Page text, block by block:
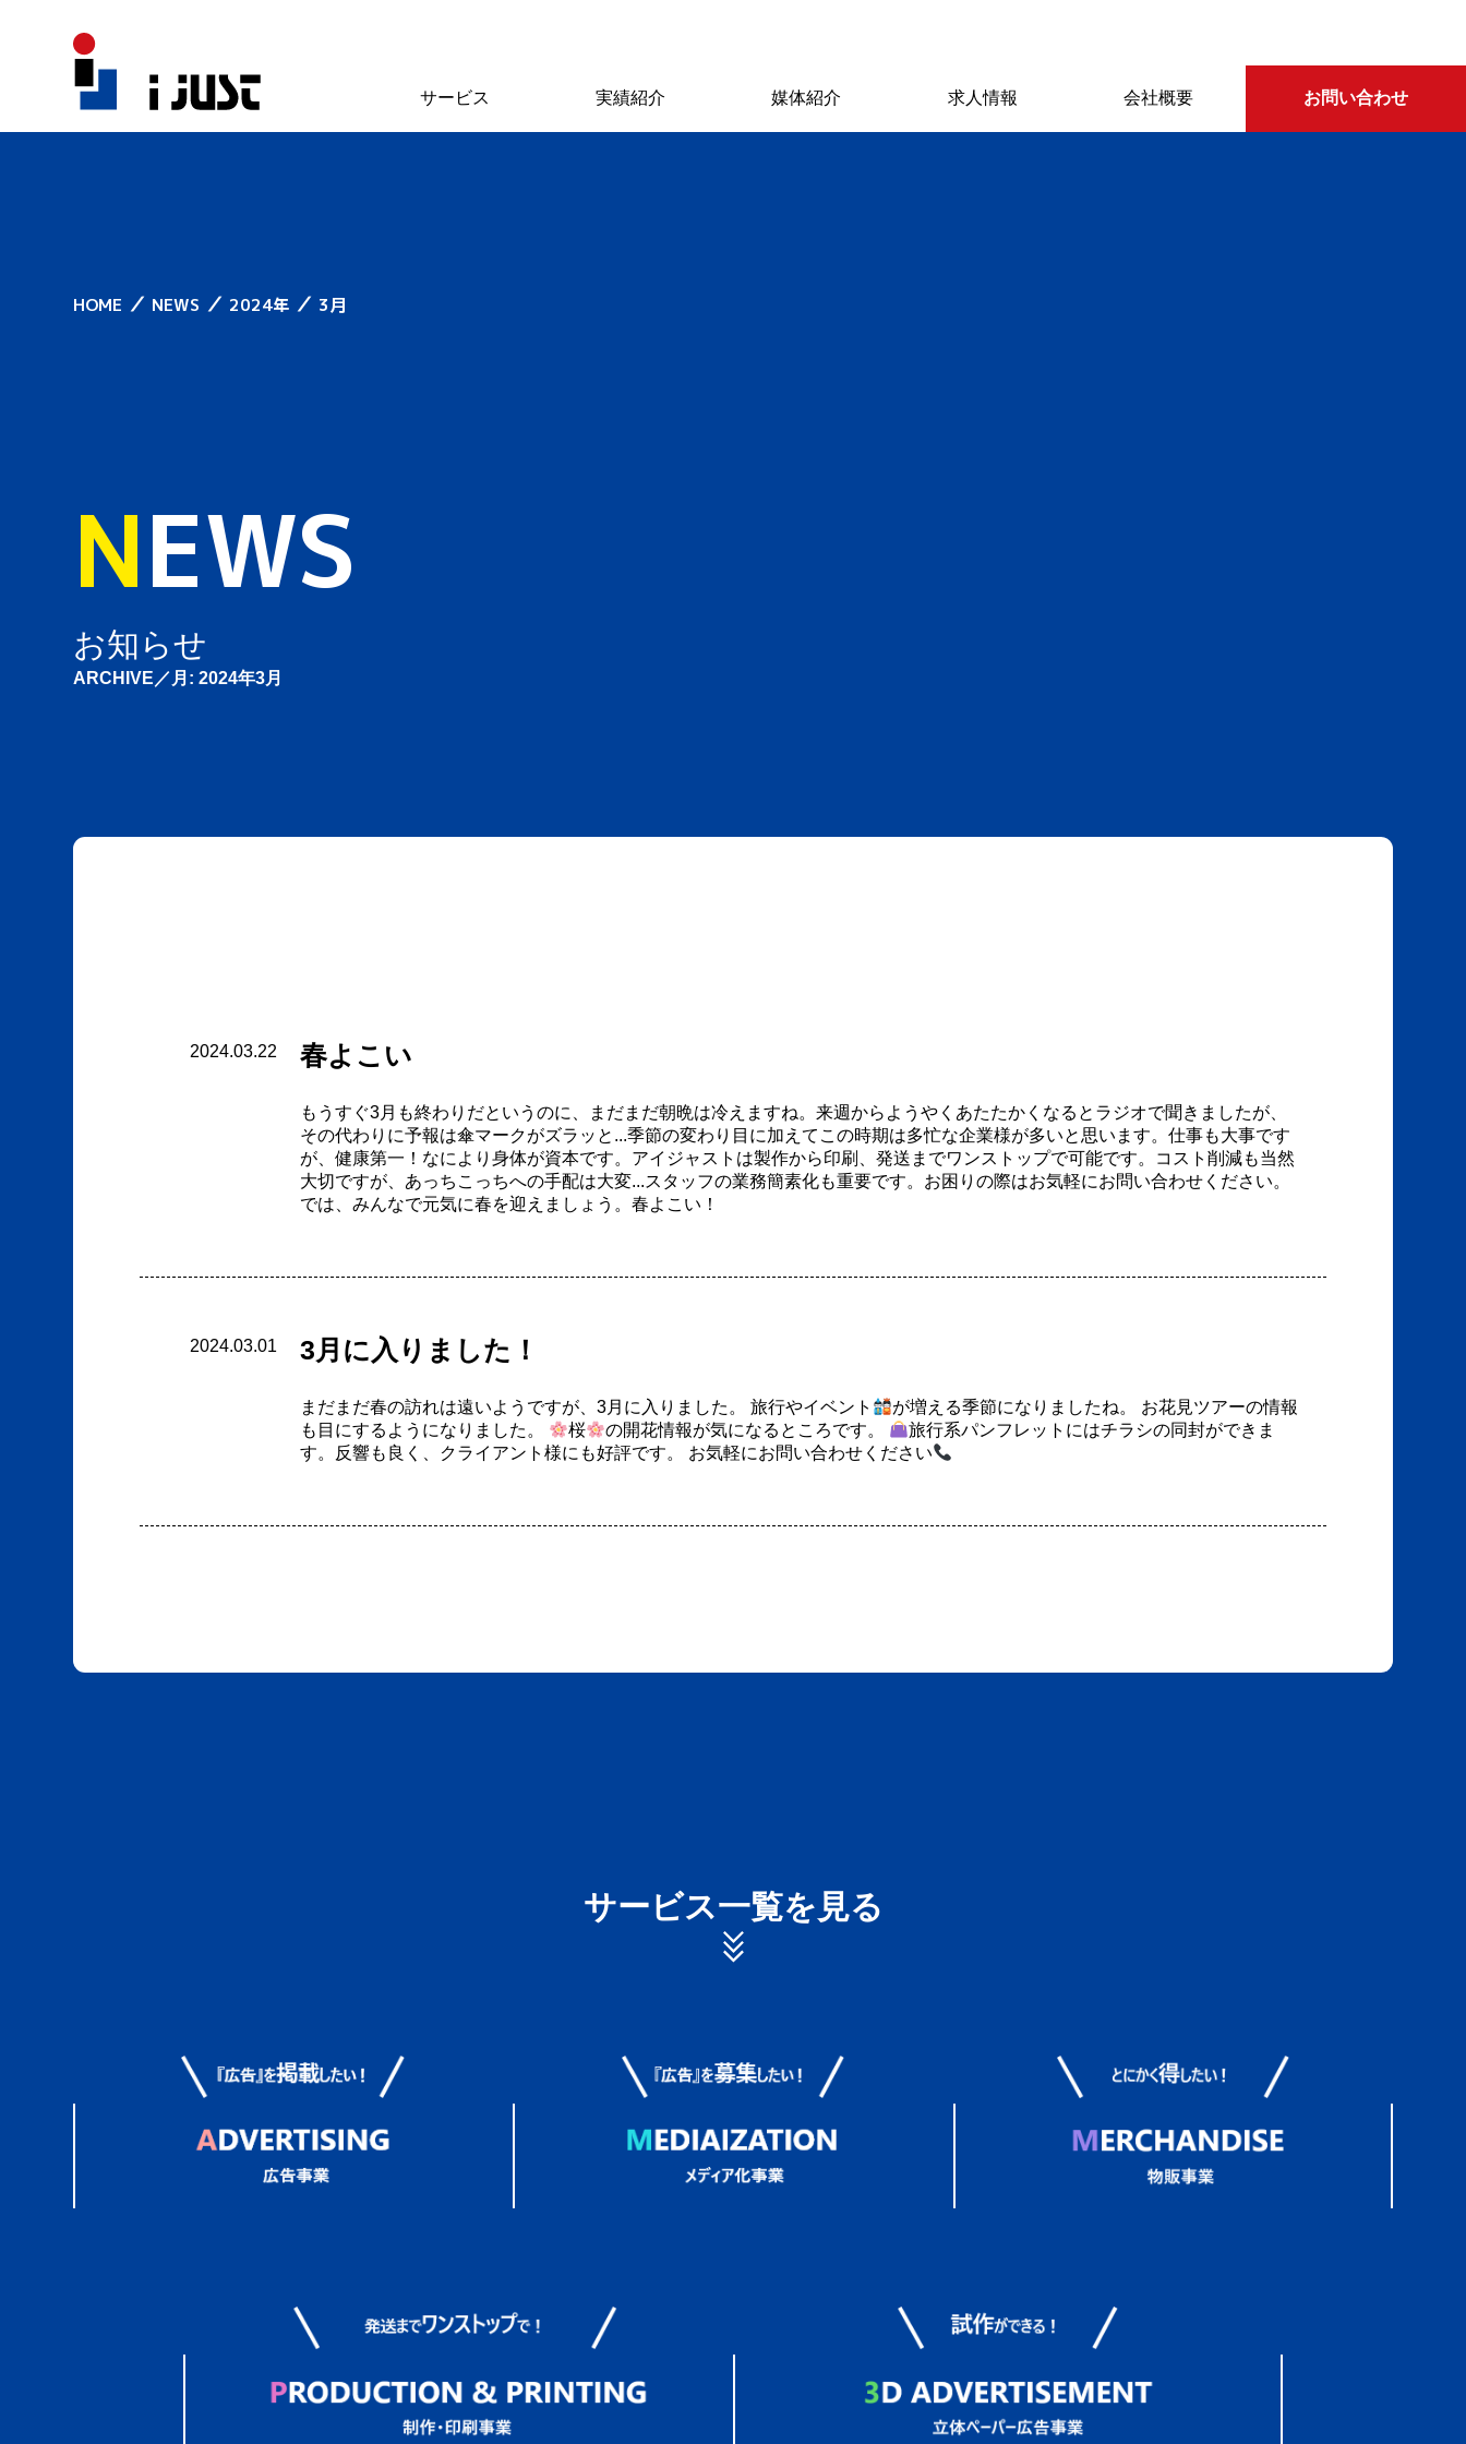
サービス 実績紹介 媒体紹介 求人情報 会社概要 お問い合わせ
HOME ／ NEWS ／ 2024年 ／ 3月
NEWS
お知らせ
ARCHIVE／月:2024年3月
2024.03.22 春よこい
もうすぐ3月も終わりだというのに、まだまだ朝晩は冷えますね。来週からようやくあたたかくなるとラジオで聞きましたが、
その代わりに予報は傘マークがズラッと...季節の変わり目に加えてこの時期は多忙な企業様が多いと思います。仕事も大事です
が、健康第一！なにより身体が資本です。アイジャストは製作から印刷、発送までワンストップで可能です。コスト削減も当然
大切ですが、あっちこっちへの手配は大変...スタッフの業務簡素化も重要です。お困りの際はお気軽にお問い合わせください。
では、みんなで元気に春を迎えましょう。春よこい！
2024.03.01 3月に入りました！
まだまだ春の訪れは遠いようですが、3月に入りました。 旅行やイベント
が増える季節になりましたね。 お花見ツアーの情報
も目にするようになりました。
桜 の開花情報が気になるところです。
旅行系パンフレットにはチラシの同封ができま
す。反響も良く、クライアント様にも好評です。 お気軽にお問い合わせください
サービス一覧を見る